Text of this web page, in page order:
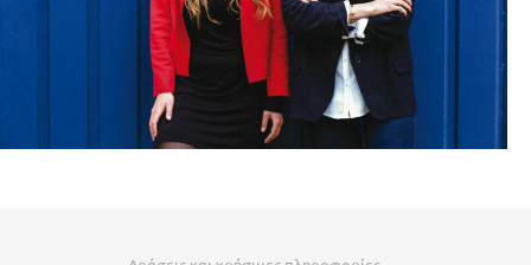
οποία δίνουμε πάντα τον καλύτερό μας εαυτό!